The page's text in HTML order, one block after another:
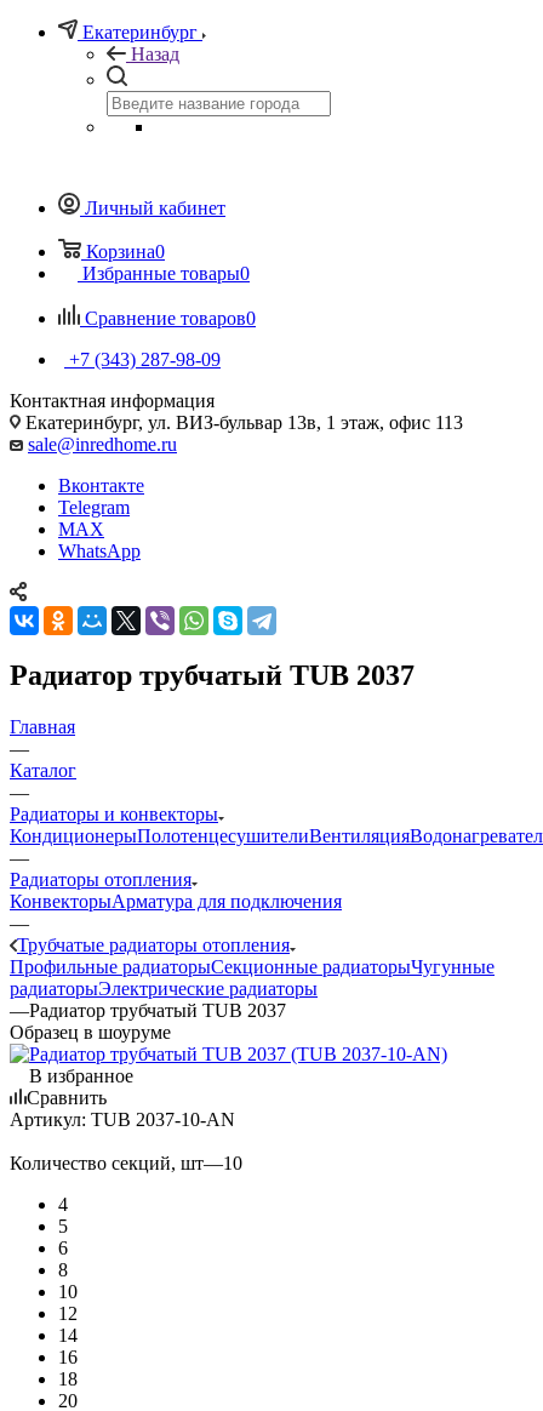
Екатеринбург
Назад
Личный кабинет
Корзина0
Избранные товары0
Сравнение товаров0
+7 (343) 287-98-09
Контактная информация
Екатеринбург, ул. ВИЗ-бульвар 13в, 1 этаж, офис 113
sale@inredhome.ru
Вконтакте
Telegram
MAX
WhatsApp
Радиатор трубчатый TUB 2037
Главная
—
Каталог
—
Радиаторы и конвекторы
КондиционерыПолотенцесушителиВентиляция
—
Радиаторы отопления
КонвекторыАрматура для подключения
—
Трубчатые радиаторы отопления
Профильные радиаторыСекционные радиаторыЧугунные
радиаторыЭлектрические радиаторы
—Радиатор трубчатый TUB 2037
Образец в шоуруме
В избранное
Сравнить
Артикул: TUB 2037-10-AN
Количество секций, шт—10
4
5
6
8
10
12
14
16
18
20